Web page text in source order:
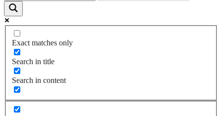
Exact matches only
Search in title
Search in content